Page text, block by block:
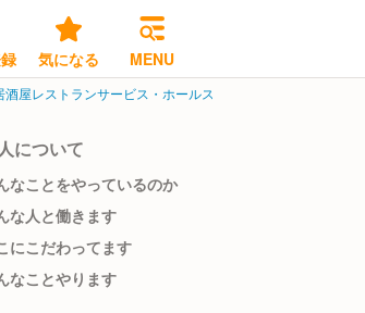
気になる MENU
屋レストランサービス・ホールスタッフ
について
なことをやっているのか
な人と働きます
にこだわってます
なことやります